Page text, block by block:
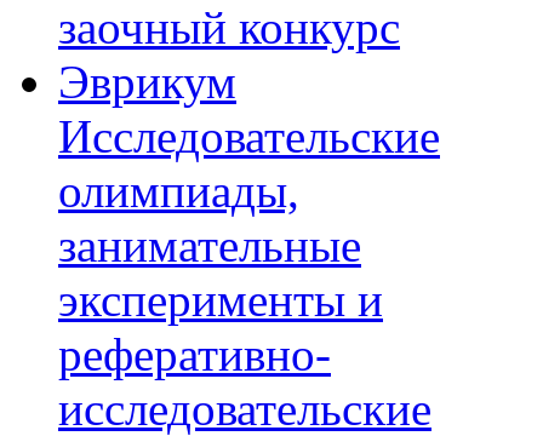
заочный конкурс
Эврикум
Исследовательские
олимпиады,
занимательные
эксперименты и
реферативно-
исследовательские